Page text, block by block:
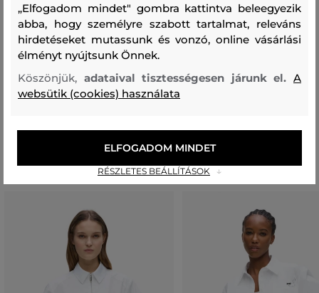
Összetétel
felső anyag
VISZKÓZ
100 %
Ajánlott termékek
„Elfogadom mindet" gombra kattintva beleegyezik
abba, hogy személyre szabott tartalmat, releváns
hirdetéseket mutassunk és vonzó, online vásárlási
élményt nyújtsunk Önnek.
Köszönjük, adataival tisztességesen járunk el.A
websütik (cookies) használata
RÉSZLETES BEÁLLÍTÁSOK
ELFOGADOM MINDET